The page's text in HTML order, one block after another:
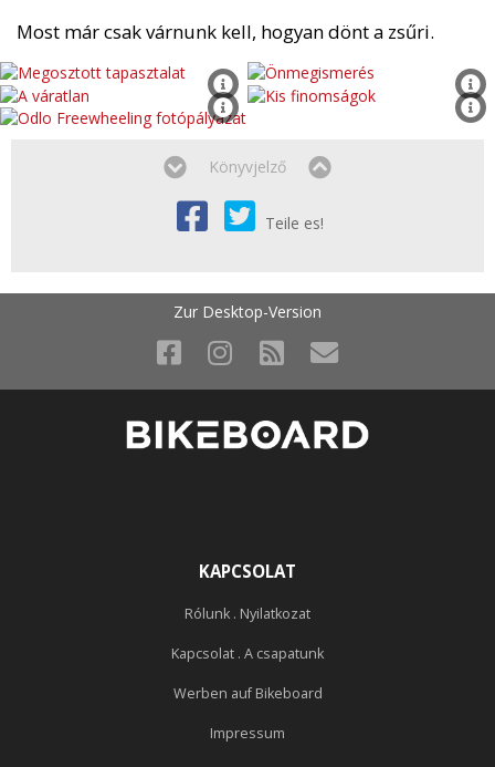
Most már csak várnunk kell, hogyan dönt a zsűri.
Könyvjelző
Teile es!
Zur Desktop-Version
KAPCSOLAT
Rólunk . Nyilatkozat
Kapcsolat . A csapatunk
Werben auf Bikeboard
Impressum